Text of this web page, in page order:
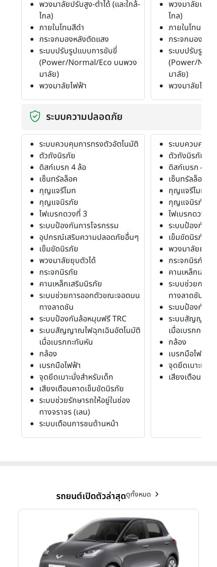
พวงมาลัยปรับสูง-ต่ำได้ (และใกล้-
ไกล)
ภายในโทนสีดำ
กระจกมองหลังตัดแสง
ระบบปรับรูปแบบการขับขี่
(Power/Normal/Eco บนพวง
มาลัย)
พวงมาลัยไฟฟ้า
พวงมาลัยปรับ
ไกล)
ภายในโทนสีดำ
กระจกมองหลั
ระบบปรับรูปแ
(Power/
มาลัย)
พวงมาลัยไฟฟ้า
ระบบความปลอดภัย
ระบบควบคุมการทรงตัวอัตโนมัติ
ตัวถังนิรภัย
ดิสก์เบรก 4 ล้อ
เซ็นทรัลล็อค
กุญแจรีโมท
กุญแจนิรภัย
ไฟเบรกดวงที่ 3
ระบบป้องกันการโจรกรรม
อุปกรณ์เสริมความปลอดภัยอื่นๆ
เข็มขัดนิรภัย
พวงมาลัยยุบตัวได้
กระจกนิรภัย
คานเหล็กเสริมนิรภัย
ระบบช่วยการออกตัวขณะจอดบน
ทางลาดชัน
ระบบป้องกันล้อหมุนฟรี TRC
ระบบสัญญาณไฟฉุกเฉินอัตโนมัติ
เมื่อเบรกกะทันหัน
กล้อง
เบรกมือไฟฟ้า
จุดยึดเบาะนั่งสำหรับเด็ก
เสียงเตือนคาดเข็มขัดนิรภัย
ระบบช่วยรักษารถให้อยู่ในช่อง
ทางจราจร (เลน)
ระบบเตือนการชนด้านหน้า
ระบบควบคุมก
ตัวถังนิรภัย
ดิสก์เบรก 4 ล้อ
เซ็นทรัลล็อค
กุญแจรีโมท
กุญแจนิรภัย
ไฟเบรกดวงที่ 3
ระบบป้องกันก
เข็มขัดนิรภัย
พวงมาลัยยุบตั
กระจกนิรภัย
คานเหล็กเสริ
ระบบช่วยการ
ทางลาดชัน
ระบบป้องกันล้
ระบบสัญญาณ
เมื่อเบรกกะทัน
กล้อง
เบรกมือไฟฟ้า
จุดยึดเบาะนั่งส
เสียงเตือนคา
รถยนต์เปิดตัวล่าสุดดูทั้งหมด